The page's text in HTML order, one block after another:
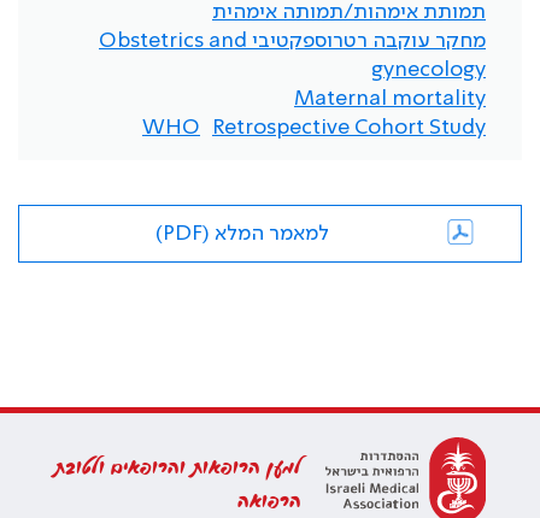
תמותת אימהות/תמותה אימהית
מחקר עוקבה רטרוספקטיבי Obstetrics and
gynecology
Maternal mortality
Retrospective Cohort Study
WHO
למאמר המלא (PDF)
למען הרופאות והרופאים ולטובת
הרפואה